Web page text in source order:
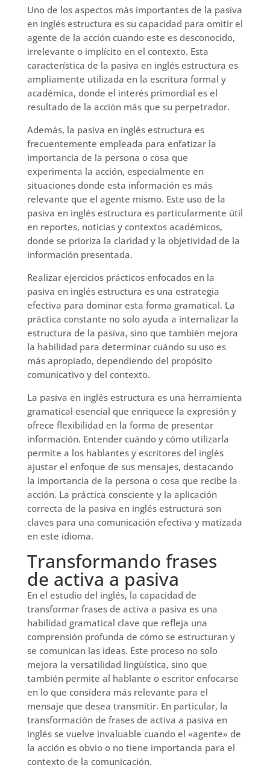
Uno de los aspectos más importantes de la pasiva
en inglés estructura es su capacidad para omitir el
agente de la acción cuando este es desconocido,
irrelevante o implícito en el contexto. Esta
característica de la pasiva en inglés estructura es
ampliamente utilizada en la escritura formal y
académica, donde el interés primordial es el
resultado de la acción más que su perpetrador.
Además, la pasiva en inglés estructura es
frecuentemente empleada para enfatizar la
importancia de la persona o cosa que
experimenta la acción, especialmente en
situaciones donde esta información es más
relevante que el agente mismo. Este uso de la
pasiva en inglés estructura es particularmente útil
en reportes, noticias y contextos académicos,
donde se prioriza la claridad y la objetividad de la
información presentada.
Realizar ejercicios prácticos enfocados en la
pasiva en inglés estructura es una estrategia
efectiva para dominar esta forma gramatical. La
práctica constante no solo ayuda a internalizar la
estructura de la pasiva, sino que también mejora
la habilidad para determinar cuándo su uso es
más apropiado, dependiendo del propósito
comunicativo y del contexto.
La pasiva en inglés estructura es una herramienta
gramatical esencial que enriquece la expresión y
ofrece flexibilidad en la forma de presentar
información. Entender cuándo y cómo utilizarla
permite a los hablantes y escritores del inglés
ajustar el enfoque de sus mensajes, destacando
la importancia de la persona o cosa que recibe la
acción. La práctica consciente y la aplicación
correcta de la pasiva en inglés estructura son
claves para una comunicación efectiva y matizada
en este idioma.
Transformando frases
de activa a pasiva
En el estudio del inglés, la capacidad de
transformar frases de activa a pasiva es una
habilidad gramatical clave que refleja una
comprensión profunda de cómo se estructuran y
se comunican las ideas. Este proceso no solo
mejora la versatilidad lingüística, sino que
también permite al hablante o escritor enfocarse
en lo que considera más relevante para el
mensaje que desea transmitir. En particular, la
transformación de frases de activa a pasiva en
inglés se vuelve invaluable cuando el «agente» de
la acción es obvio o no tiene importancia para el
contexto de la comunicación.